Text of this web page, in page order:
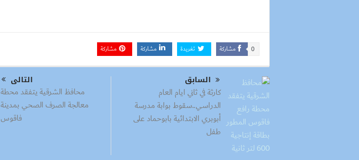
مشاركة 0 تغريدة مشاركة مشاركة
السابق
كارثة في ثاني ايام العام
الدراسي..سقوط بوابة مدرسة
أبوبري الابتدائية بابوحماد على
طفل
التالى
محافظ الشرقية يتفقد محطة
معالجة الصرف الصحي بمدينة
فاقوس